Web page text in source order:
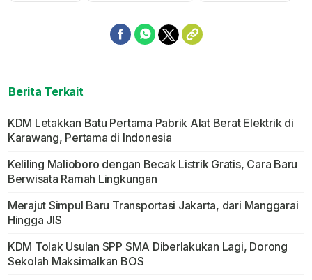
Berita Terkait
KDM Letakkan Batu Pertama Pabrik Alat Berat Elektrik di
Karawang, Pertama di Indonesia
Keliling Malioboro dengan Becak Listrik Gratis, Cara Baru
Berwisata Ramah Lingkungan
Merajut Simpul Baru Transportasi Jakarta, dari Manggarai
Hingga JIS
KDM Tolak Usulan SPP SMA Diberlakukan Lagi, Dorong
Sekolah Maksimalkan BOS